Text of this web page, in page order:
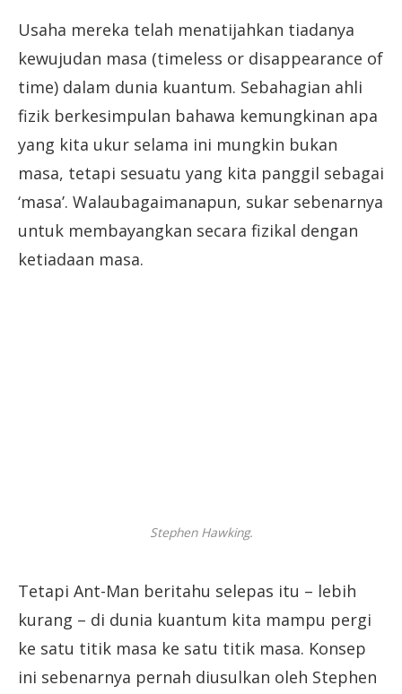
Usaha mereka telah menatijahkan tiadanya
kewujudan masa (timeless or disappearance of
time) dalam dunia kuantum. Sebahagian ahli
fizik berkesimpulan bahawa kemungkinan apa
yang kita ukur selama ini mungkin bukan
masa, tetapi sesuatu yang kita panggil sebagai
‘masa’. Walaubagaimanapun, sukar sebenarnya
untuk membayangkan secara fizikal dengan
ketiadaan masa.
Stephen Hawking.
Tetapi Ant-Man beritahu selepas itu – lebih
kurang – di dunia kuantum kita mampu pergi
ke satu titik masa ke satu titik masa. Konsep
ini sebenarnya pernah diusulkan oleh Stephen